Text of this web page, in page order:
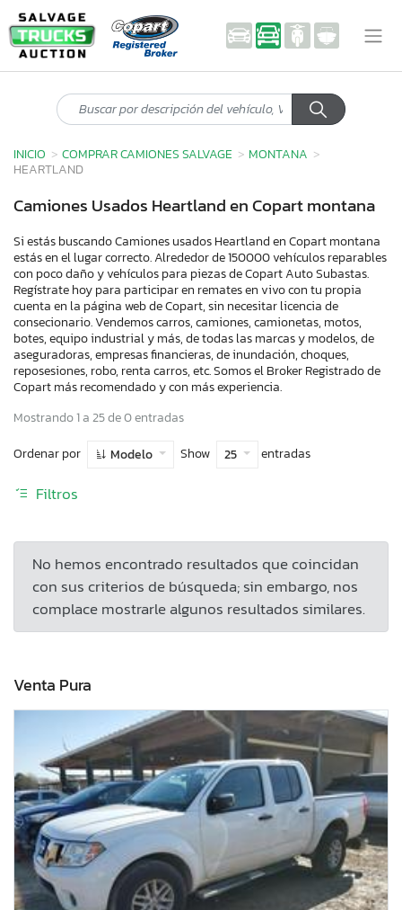
INICIO COMPRAR CAMIONES SALVAGE
MONTANA
HEARTLAND
Camiones Usados Heartland en Copart montana
Si estás buscando Camiones usados Heartland en Copart montana
estás en el lugar correcto. Alrededor de 150000 vehículos reparables
con poco daño y vehículos para piezas de Copart Auto Subastas.
Regístrate hoy para participar en remates en vivo con tu propia
cuenta en la página web de Copart, sin necesitar licencia de
consecionario. Vendemos carros, camiones, camionetas, motos,
botes, equipo industrial y más, de todas las marcas y modelos, de
aseguradoras, empresas financieras, de inundación, choques,
reposesiones, robo, renta carros, etc. Somos el Broker Registrado de
Copart más recomendado y con más experiencia.
Mostrando 1 a 25 de 0 entradas
Ordenar por
Modelo Show 25 entradas
Filtros
No hemos encontrado resultados que coincidan
con sus criterios de búsqueda; sin embargo, nos
complace mostrarle algunos resultados similares.
Venta Pura